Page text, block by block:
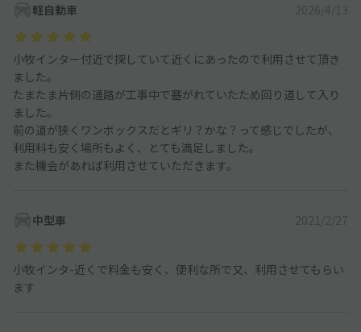
軽自動車 2026/4/13
小牧インター付近で探していて近くにあったので利用させて頂き
ました。
たまたま片側の通路が工事中で塞がれていたため回り道して入り
ました。
前の道が狭くワンボックスだとギリ？かな？って感じでしたが、
利用料も安く場所もよく、とても満足しました。
また機会があれば利用させていただきます。
中型車 2021/2/27
小牧インタ-近くで料金も安く、便利な所で又、利用させてもらい
ます